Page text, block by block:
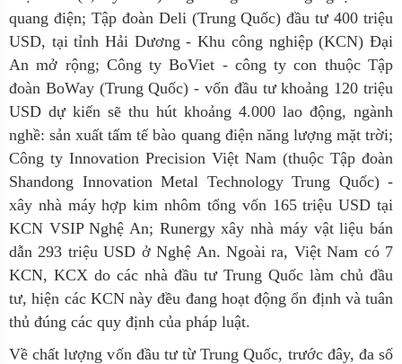
quang điện; Tập đoàn Deli (Trung Quốc) đầu tư 400 triệu
USD, tại tỉnh Hải Dương - Khu công nghiệp (KCN) Đại
An mở rộng; Công ty BoViet - công ty con thuộc Tập
đoàn BoWay (Trung Quốc) - vốn đầu tư khoảng 120 triệu
USD dự kiến sẽ thu hút khoảng 4.000 lao động, ngành
nghề: sản xuất tấm tế bào quang điện năng lượng mặt trời;
Công ty Innovation Precision Việt Nam (thuộc Tập đoàn
Shandong Innovation Metal Technology Trung Quốc) -
xây nhà máy hợp kim nhôm tổng vốn 165 triệu USD tại
KCN VSIP Nghệ An; Runergy xây nhà máy vật liệu bán
dẫn 293 triệu USD ở Nghệ An. Ngoài ra, Việt Nam có 7
KCN, KCX do các nhà đầu tư Trung Quốc làm chủ đầu
tư, hiện các KCN này đều đang hoạt động ổn định và tuân
thủ đúng các quy định của pháp luật.
Về chất lượng vốn đầu tư từ Trung Quốc, trước đây, đa số